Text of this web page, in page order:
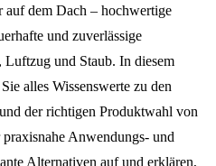
auf dem Dach – hochwertige
und zuverlässige
und Staub. In diesem
alles Wissenswerte zu den
der richtigen Produktwahl von
Anwendungs- und
Alternativen auf und erklären,